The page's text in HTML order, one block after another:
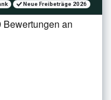
Neue Freibeträge 2026